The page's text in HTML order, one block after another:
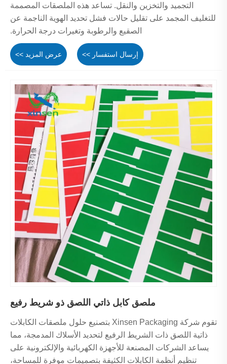
التجميد والتخزين والنقل. تساعد هذه الملصقات المصممة
للتغليف المجمد على تقليل حالات فشل تحديد الهوية الناجمة عن
الصقيع والرطوبة وتغيرات درجة الحرارة.
عرض المزيد >> إرسال استفسار >>
ملصق كابل ذاتي اللصق ذو شريط رفيع
تقوم شركة Xinsen Packaging بتصنيع حلول ملصقات الكابلات
ذاتية اللصق ذات الشريط الرفيع لتحديد الأسلاك المدمجة، مما
يساعد الشركات المصنعة للأجهزة الكهربائية والإلكترونية على
تنظيم أنظمة الكابلات الكثيفة بتصميمات موفرة للمساحة،